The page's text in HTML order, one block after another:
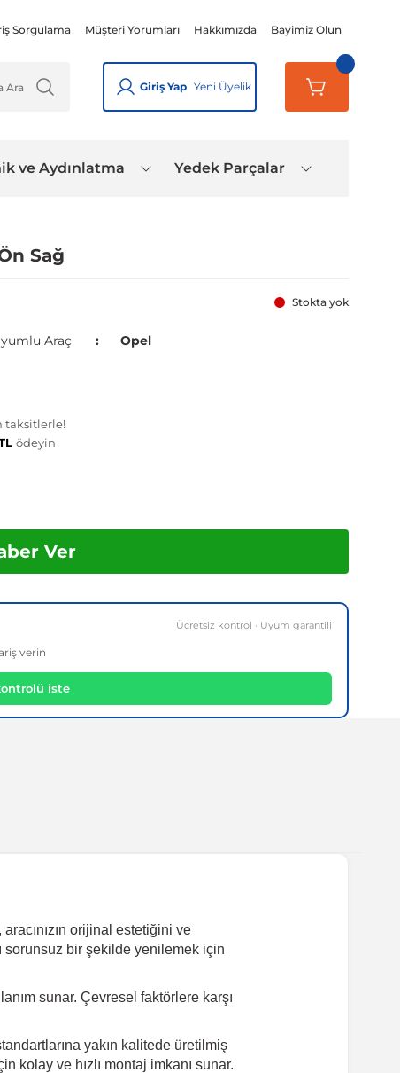
Sorgulama Müşteri Yorumları Hakkımızda Bayimiz Olun
Giriş Yap Yeni Üyelik
ve Aydınlatma Yedek Parçalar
Sağ
Stokta yok
Araç Opel
taksitlerle!
ödeyin
Ver
Ücretsiz kontrol · Uyum garantili
verin
iste
orijinal estetiğini ve
sorunsuz bir şekilde yenilemek için
sunar. Çevresel faktörlere karşı
yakın kalitede üretilmiş
kolay ve hızlı montaj imkanı sunar.